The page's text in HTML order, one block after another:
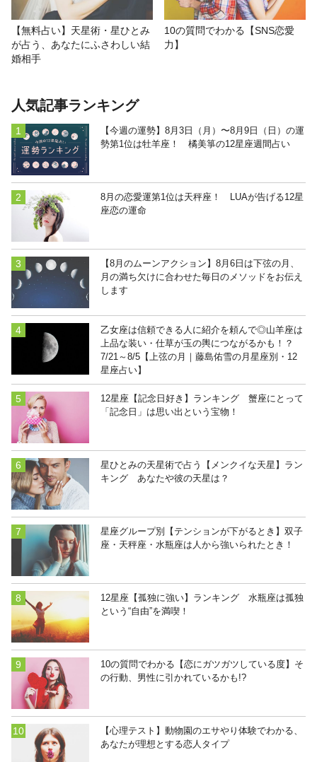
【無料占い】天星術・星ひとみ
が占う、あなたにふさわしい結
婚相手
10の質問でわかる【SNS恋愛
力】
人気記事ランキング
【今週の運勢】8月3日（月）〜8月9日（日）の運
勢第1位は牡羊座！ 橘美箏の12星座週間占い
8月の恋愛運第1位は天秤座！ LUAが告げる12星
座恋の運命
【8月のムーンアクション】8月6日は下弦の月、
月の満ち欠けに合わせた毎日のメソッドをお伝え
します
乙女座は信頼できる人に紹介を頼んで◎山羊座は
上品な装い・仕草が玉の輿につながるかも！？
7/21～8/5【上弦の月｜藤島佑雪の月星座別・12
星座占い】
12星座【記念日好き】ランキング 蟹座にとって
「記念日」は思い出という宝物！
星ひとみの天星術で占う【メンクイな天星】ラン
キング あなたや彼の天星は？
星座グループ別【テンションが下がるとき】双子
座・天秤座・水瓶座は人から強いられたとき！
12星座【孤独に強い】ランキング 水瓶座は孤独
という“自由”を満喫！
10の質問でわかる【恋にガツガツしている度】そ
の行動、男性に引かれているかも!?
【心理テスト】動物園のエサやり体験でわかる、
あなたが理想とする恋人タイプ